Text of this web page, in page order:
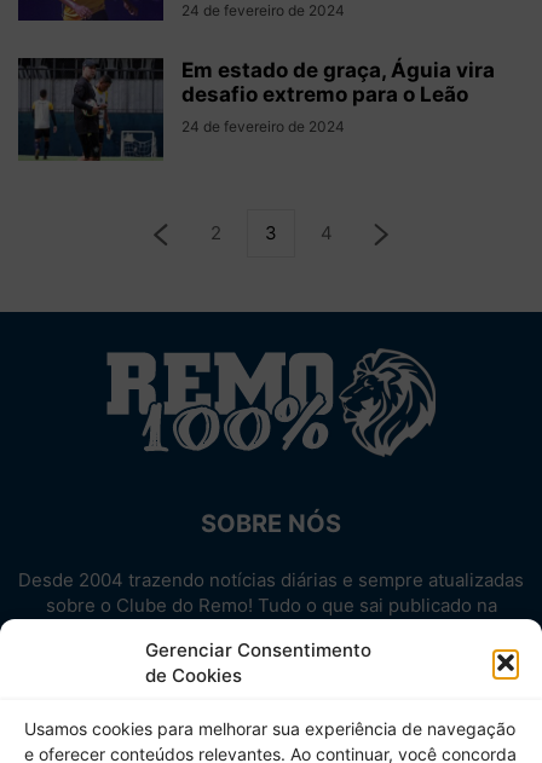
Gerenciar Consentimento
de Cookies
Usamos cookies para melhorar sua experiência de navegação
e oferecer conteúdos relevantes. Ao continuar, você concorda
24 de fevereiro de 2024
Em estado de graça, Águia vira
desafio extremo para o Leão
24 de fevereiro de 2024
2 3 4
SOBRE NÓS
Desde 2004 trazendo notícias diárias e sempre atualizadas
sobre o Clube do Remo! Tudo o que sai publicado na
Aproveite! Site não-oficial.
SIGA-NOS